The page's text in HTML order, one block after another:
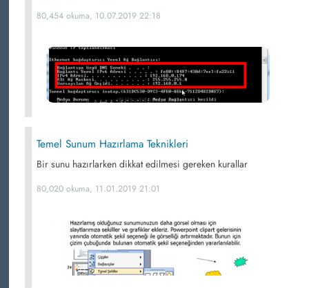
80,454 okuma, 10.07.2019 22:18
Temel Sunum Hazırlama Teknikleri
Bir sunu hazırlarken dikkat edilmesi gereken kurallar
80,020 okuma, 11.01.2019 21:01